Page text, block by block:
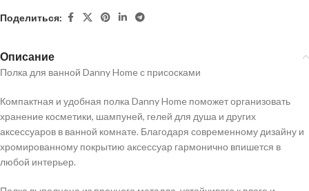
Поделиться:
Описание
Полка для ванной Danny Home с присосками
Компактная и удобная полка Danny Home поможет организовать
хранение косметики, шампуней, гелей для душа и других
аксессуаров в ванной комнате. Благодаря современному дизайну и
хромированному покрытию аксессуар гармонично впишется в
любой интерьер.